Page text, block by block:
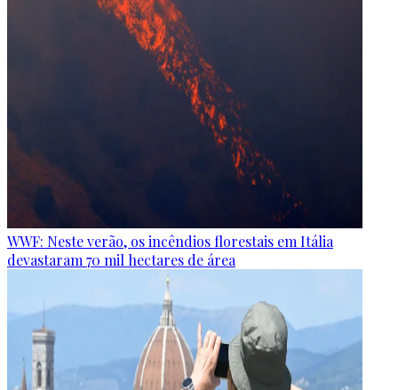
WWF: Neste verão, os incêndios florestais em Itália
devastaram 70 mil hectares de área